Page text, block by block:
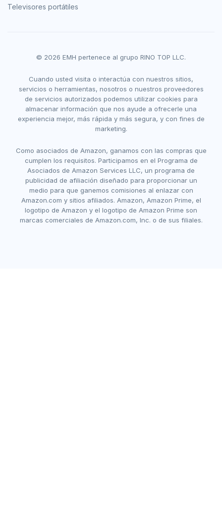
Televisores portátiles
© 2026 EMH pertenece al grupo RINO TOP LLC.
Cuando usted visita o interactúa con nuestros sitios,
servicios o herramientas, nosotros o nuestros proveedores
de servicios autorizados podemos utilizar cookies para
almacenar información que nos ayude a ofrecerle una
experiencia mejor, más rápida y más segura, y con fines de
marketing.
Como asociados de Amazon, ganamos con las compras que
cumplen los requisitos. Participamos en el Programa de
Asociados de Amazon Services LLC, un programa de
publicidad de afiliación diseñado para proporcionar un
medio para que ganemos comisiones al enlazar con
Amazon.com y sitios afiliados. Amazon, Amazon Prime, el
logotipo de Amazon y el logotipo de Amazon Prime son
marcas comerciales de Amazon.com, Inc. o de sus filiales.